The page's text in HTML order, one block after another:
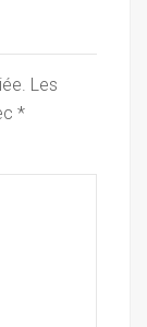
Les
*